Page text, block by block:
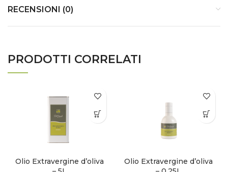
RECENSIONI (0)
PRODOTTI CORRELATI
Olio Extravergine d’oliva
Olio Extravergine d’oliva